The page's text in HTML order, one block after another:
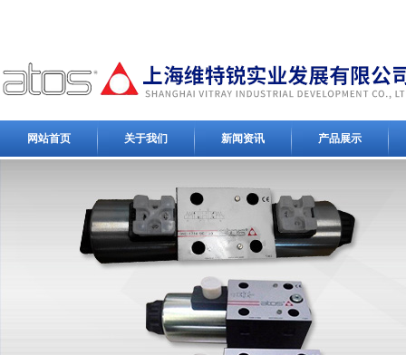
网站首页 关于我们 新闻资讯 产品展示